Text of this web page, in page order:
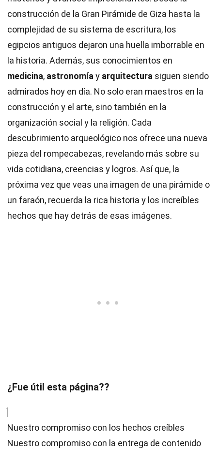
construcción de la Gran Pirámide de Giza hasta la
complejidad de su sistema de escritura, los
egipcios antiguos dejaron una huella imborrable en
la historia. Además, sus conocimientos en
medicina, astronomía y arquitectura siguen siendo
admirados hoy en día. No solo eran maestros en la
construcción y el arte, sino también en la
organización social y la religión. Cada
descubrimiento arqueológico nos ofrece una nueva
pieza del rompecabezas, revelando más sobre su
vida cotidiana, creencias y logros. Así que, la
próxima vez que veas una imagen de una pirámide o
un faraón, recuerda la rica historia y los increíbles
hechos que hay detrás de esas imágenes.
¿Fue útil esta página??
Nuestro compromiso con los hechos creíbles
Nuestro compromiso con la entrega de contenido